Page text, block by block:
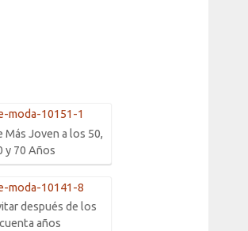
Más Joven a los 50,
y 70 Años
después de los
años